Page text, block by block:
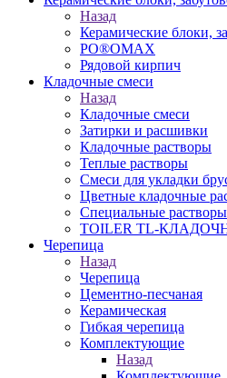
Назад
Керамические блоки,
PO®OMAX
Рядовой кирпич
Кладочные смеси
Назад
Кладочные смеси
Затирки и расшивки
Кладочные растворы
Теплые растворы
Смеси для укладки
Цветные кладочные
Специальные растворы
TOILER TL-
Черепица
Назад
Черепица
Цементно-песчаная
Керамическая
Гибкая черепица
Комплектующие
Назад